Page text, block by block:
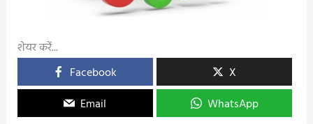
शेयर करें...
Facebook
X
Email
WhatsApp